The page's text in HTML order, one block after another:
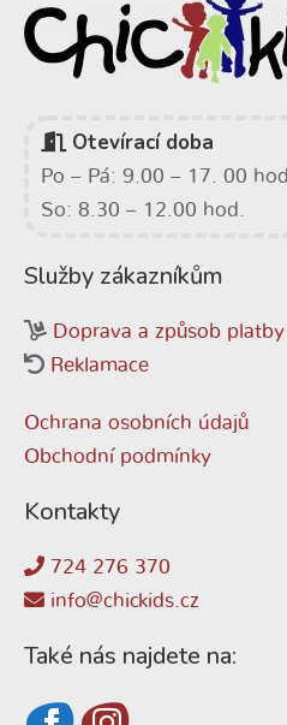
Otevírací doba
Po – Pá: 9.00 – 17. 00 hod.
So: 8.30 – 12.00 hod.
Služby zákazníkům
Doprava a způsob platby
Reklamace
Ochrana osobních údajů
Obchodní podmínky
Kontakty
724 276 370
info@chickids.cz
Také nás najdete na: